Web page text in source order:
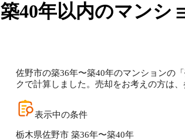
築40年以内のマンシ
佐野市の築36年〜築40年のマンションの
クで計算しました。売却をお考えの方は
表示中の条件
栃木県佐野市 築36年〜築40年